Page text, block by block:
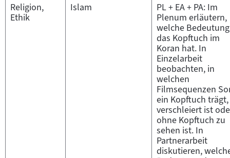
Religion,
Ethik
Islam
PL + EA + PA: Im
Plenum erläutern,
welche Bedeutung
das Kopftuch im
Koran hat. In
Einzelarbeit
beobachten, in
welchen
Filmsequenzen
ein Kopftuch trägt,
verschleiert ist
ohne Kopftuch zu
sehen ist. In
Partnerarbeit
diskutieren,